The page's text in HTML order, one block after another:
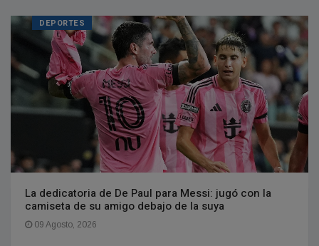
DEPORTES
La dedicatoria de De Paul para Messi: jugó con la
camiseta de su amigo debajo de la suya
09 Agosto, 2026